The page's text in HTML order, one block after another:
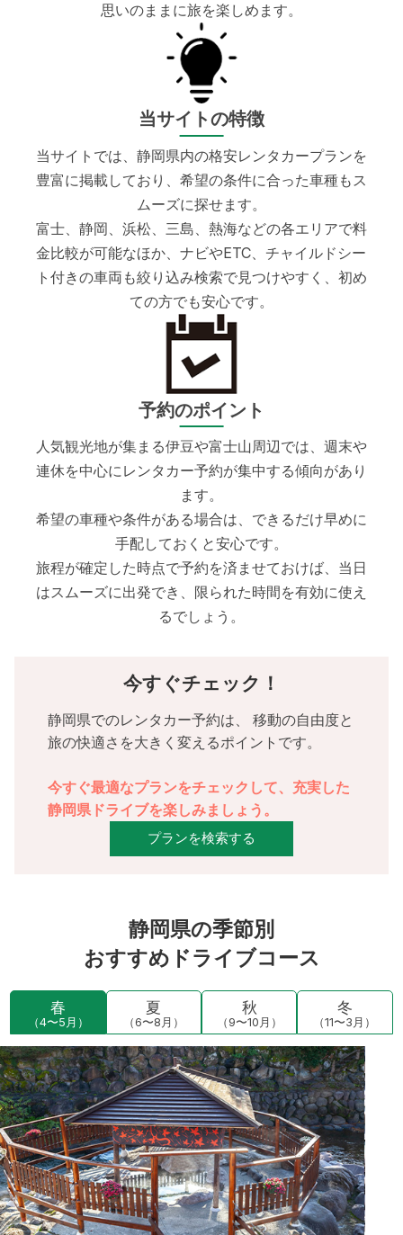
思いのままに旅を楽しめます。
当サイトの特徴
当サイトでは、静岡県内の格安レンタカープランを
豊富に掲載しており、希望の条件に合った車種もス
ムーズに探せます。
富士、静岡、浜松、三島、熱海などの各エリアで料
金比較が可能なほか、ナビやETC、チャイルドシー
ト付きの車両も絞り込み検索で見つけやすく、初め
ての方でも安心です。
予約のポイント
人気観光地が集まる伊豆や富士山周辺では、週末や
連休を中心にレンタカー予約が集中する傾向があり
ます。
希望の車種や条件がある場合は、できるだけ早めに
手配しておくと安心です。
旅程が確定した時点で予約を済ませておけば、当日
はスムーズに出発でき、限られた時間を有効に使え
るでしょう。
今すぐチェック！
静岡県でのレンタカー予約は、
移動の自由度と
旅の快適さを大きく変えるポイントです。
今すぐ最適なプランをチェックして、充実した
静岡県ドライブを楽しみましょう。
プランを検索する
静岡県の季節別
おすすめドライブコース
春
（4〜5月）
夏
（6〜8月）
秋
（9〜10月）
冬
（11〜3月）